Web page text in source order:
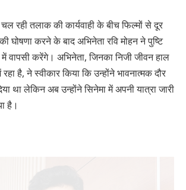
रही तलाक की कार्यवाही के बीच फिल्मों से दूर
करने के बाद अभिनेता रवि मोहन ने पुष्टि
वापसी करेंगे। अभिनेता, जिनका निजी जीवन हाल
है, ने स्वीकार किया कि उन्होंने भावनात्मक दौर
था लेकिन अब उन्होंने सिनेमा में अपनी यात्रा जारी
है।